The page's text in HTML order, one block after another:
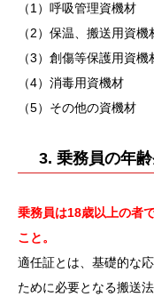
（1）呼吸管理資機材
（2）保温、搬送用資機
（3）創傷等保護用資機
（4）消毒用資機材
（5）その他の資機材
3. 乗務員の年
乗務員は18歳以上の者
こと。
適任証とは、基礎的な
ために必要となる搬送